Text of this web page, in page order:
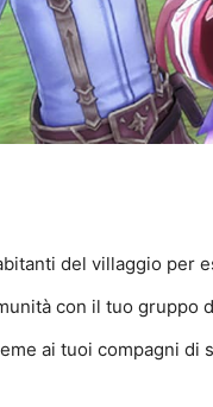
del villaggio per
con il tuo gruppo
ai tuoi compagni di